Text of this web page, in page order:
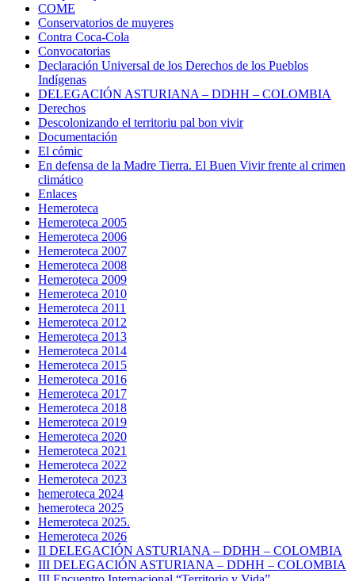
COME
Conservatorios de muyeres
Contra Coca-Cola
Convocatorias
Declaración Universal de los Derechos de los Pueblos
Indígenas
DELEGACIÓN ASTURIANA – DDHH – COLOMBIA
Derechos
Descolonizando el territoriu pal bon vivir
Documentación
El cómic
En defensa de la Madre Tierra. El Buen Vivir frente al crimen
climático
Enlaces
Hemeroteca
Hemeroteca 2005
Hemeroteca 2006
Hemeroteca 2007
Hemeroteca 2008
Hemeroteca 2009
Hemeroteca 2010
Hemeroteca 2011
Hemeroteca 2012
Hemeroteca 2013
Hemeroteca 2014
Hemeroteca 2015
Hemeroteca 2016
Hemeroteca 2017
Hemeroteca 2018
Hemeroteca 2019
Hemeroteca 2020
Hemeroteca 2021
Hemeroteca 2022
Hemeroteca 2023
hemeroteca 2024
hemeroteca 2025
Hemeroteca 2025.
Hemeroteca 2026
II DELEGACIÓN ASTURIANA – DDHH – COLOMBIA
III DELEGACIÓN ASTURIANA – DDHH – COLOMBIA